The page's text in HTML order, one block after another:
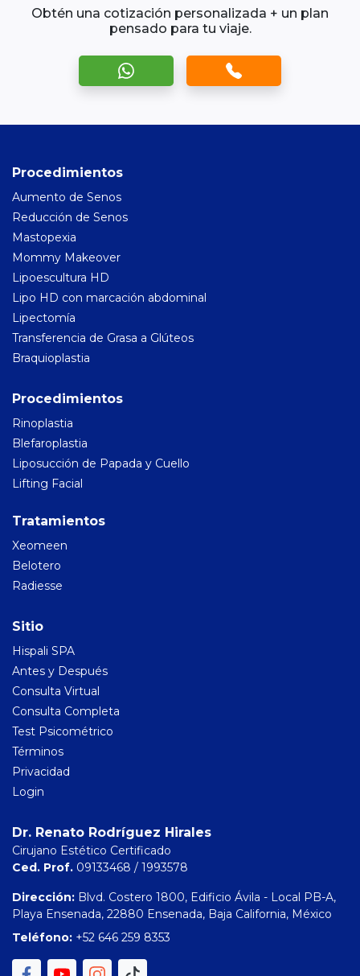
Obtén una cotización personalizada + un plan
pensado para tu viaje.
Procedimientos
Aumento de Senos
Reducción de Senos
Mastopexia
Mommy Makeover
Lipoescultura HD
Lipo HD con marcación abdominal
Lipectomía
Transferencia de Grasa a Glúteos
Braquioplastia
Procedimientos
Rinoplastia
Blefaroplastia
Liposucción de Papada y Cuello
Lifting Facial
Tratamientos
Xeomeen
Belotero
Radiesse
Sitio
Hispali SPA
Antes y Después
Consulta Virtual
Consulta Completa
Test Psicométrico
Términos
Privacidad
Login
Dr. Renato Rodríguez Hirales
Cirujano Estético Certificado
Ced. Prof. 09133468 / 1993578
Dirección: Blvd. Costero 1800, Edificio Ávila - Local PB-A,
Playa Ensenada, 22880 Ensenada, Baja California, México
Teléfono: +52 646 259 8353